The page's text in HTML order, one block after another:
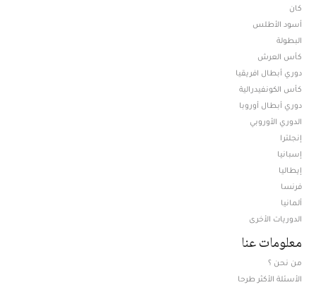
كان
أسود الأطلس
البطولة
كأس العرش
دوري أبطال افريقيا
كأس الكونفيدرالية
دوري أبطال أوروبا
الدوري الأوروبي
إنجلترا
إسبانيا
إيطاليا
فرنسا
ألمانيا
الدوريات الأخرى
معلومات عنا
من نحن ؟
الأسئلة الأكثر طرحا